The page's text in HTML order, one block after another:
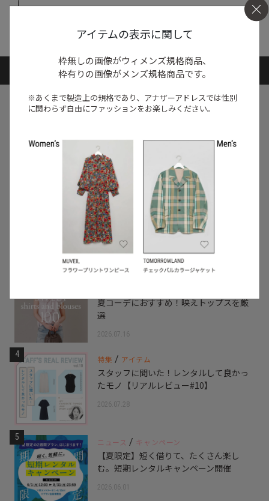
もっと見る
ARTICLE RANKING
特集 / NEW NEXT MONTH
NEXT MONTH
2026.07.31
特集 /
【夏に映える別注ワンピース】ディウ
カ・レリル・アローブの特別なドレスが
登場！
/ アイテム
夏コーデにおすすめ！映えトップスを厳
選
2026.07.16
4 特集 / アイテム
スタッフに聞いた！レンタルして良かっ
たモノ【リアルレビュー#10】
2026.07.28
5 ニュース / キャンペーン
【夏限定】短く借りて、たくさん楽し
む。短期レンタルキャンペーン開催
2026.06.01
アイテムの表示に関して
枠無しの画像がウィメンズ規格商品、
枠有りの画像がメンズ規格商品です。
※あくまで製造上の規格であり、アナザーアドレスでは性別
に関わらず自由にファッションをお楽しみください。